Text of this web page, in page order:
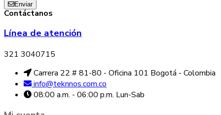
Enviar
Contáctanos
Línea de atención
321 3040715
Carrera 22 # 81-80 - Oficina 101 Bogotá - Colombia
info@teknnos.com.co
08:00 a.m. - 06:00 p.m. Lun-Sab